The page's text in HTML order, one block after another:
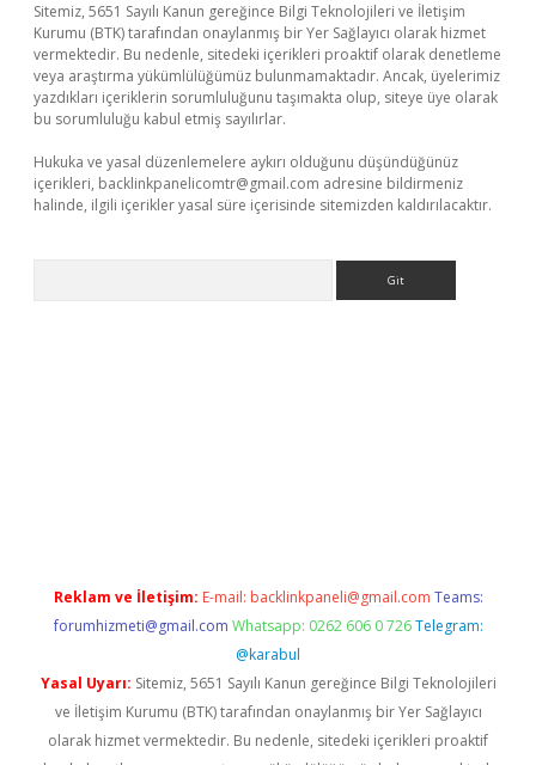
Sitemiz, 5651 Sayılı Kanun gereğince Bilgi Teknolojileri ve İletişim
Kurumu (BTK) tarafından onaylanmış bir Yer Sağlayıcı olarak hizmet
vermektedir. Bu nedenle, sitedeki içerikleri proaktif olarak denetleme
veya araştırma yükümlülüğümüz bulunmamaktadır. Ancak, üyelerimiz
yazdıkları içeriklerin sorumluluğunu taşımakta olup, siteye üye olarak
bu sorumluluğu kabul etmiş sayılırlar.
Hukuka ve yasal düzenlemelere aykırı olduğunu düşündüğünüz
içerikleri, backlinkpanelicomtr@gmail.com adresine bildirmeniz
halinde, ilgili içerikler yasal süre içerisinde sitemizden kaldırılacaktır.
Reklam ve İletişim: E-mail: backlinkpaneli@gmail.com Teams:
forumhizmeti@gmail.com Whatsapp: 0262 606 0 726 Telegram:
@karabul
Yasal Uyarı: Sitemiz, 5651 Sayılı Kanun gereğince Bilgi Teknolojileri
ve İletişim Kurumu (BTK) tarafından onaylanmış bir Yer Sağlayıcı
olarak hizmet vermektedir. Bu nedenle, sitedeki içerikleri proaktif